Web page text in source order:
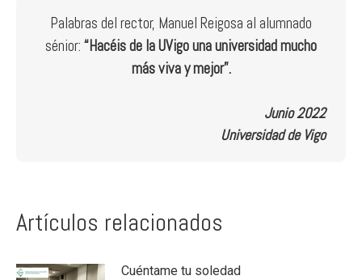
Palabras del rector, Manuel Reigosa al alumnado
sénior: “Hacéis de la UVigo una universidad mucho
más viva y mejor”.
Junio 2022
Universidad de Vigo
Artículos relacionados
Cuéntame tu soledad